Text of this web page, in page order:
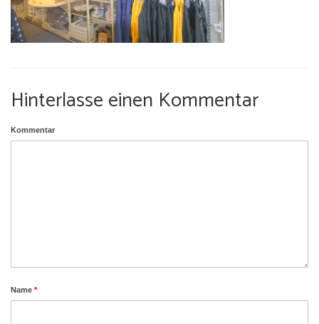
Umgebung
Hinterlasse einen Kommentar
Kommentar
Name *